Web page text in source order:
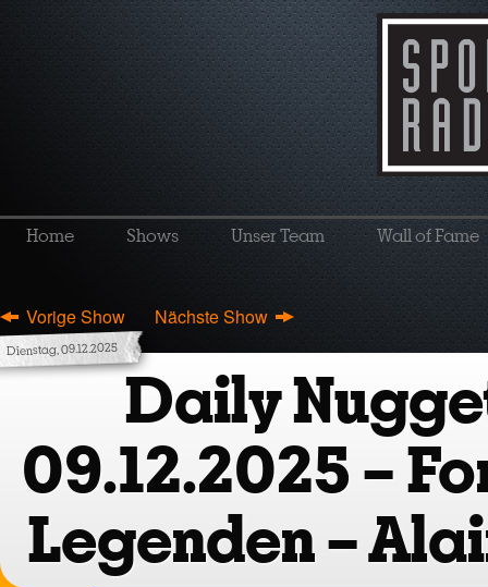
Home Shows Unser Team Wall of Fame
Vorige Show Nächste Show
Dienstag, 09.12.2025
Daily
09.12.2025 –
Legenden –